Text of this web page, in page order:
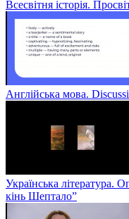
Всесвітня історія.
Англійська мова.
Українська література.
кінь Шептало”